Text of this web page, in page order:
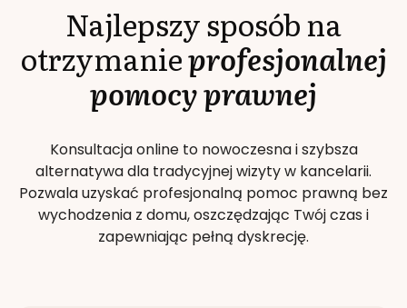
Najlepszy sposób na
otrzymanieprofesjonalnej
pomocy prawnej
Konsultacja online to nowoczesna i szybsza
alternatywa dla tradycyjnej wizyty w kancelarii.
Pozwala uzyskać profesjonalną pomoc prawną bez
wychodzenia z domu, oszczędzając Twój czas i
zapewniając pełną dyskrecję.